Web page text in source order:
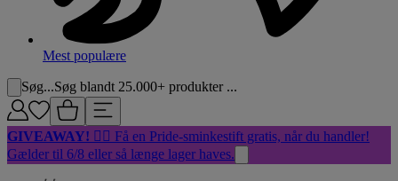
Mest populære
Søg...Søg blandt 25.000+ produkter ...
GIVEAWAY! 🏳️‍🌈 Få en Pride-sminkestift gratis, når du handler!
Gælder til 6/8 eller så længe lager haves.